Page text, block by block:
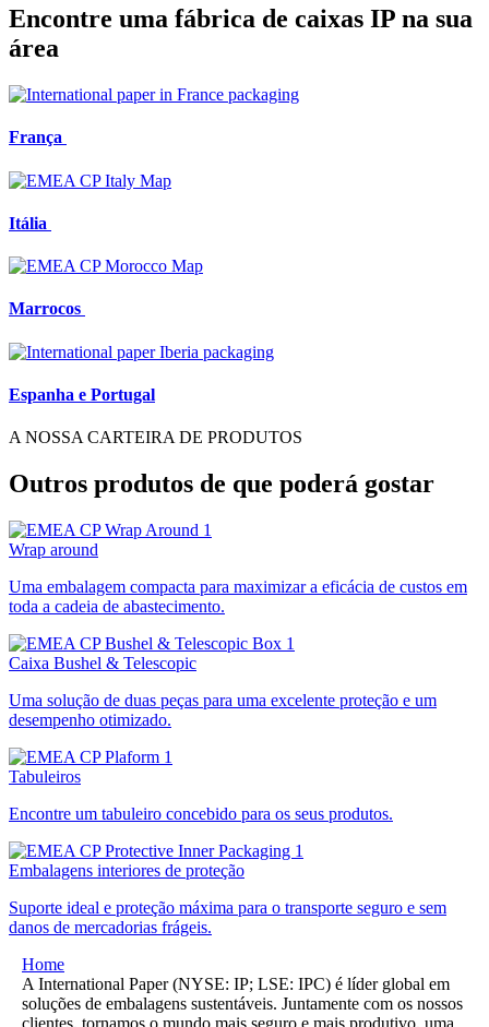
Encontre uma fábrica de caixas IP na sua
área
França
Itália
Marrocos
Espanha e Portugal
A NOSSA CARTEIRA DE PRODUTOS
Outros produtos de que poderá gostar
Wrap around
Uma embalagem compacta para maximizar a eficácia de custos em
toda a cadeia de abastecimento.
Caixa Bushel & Telescopic
Uma solução de duas peças para uma excelente proteção e um
desempenho otimizado.
Tabuleiros
Encontre um tabuleiro concebido para os seus produtos.
Embalagens interiores de proteção
Suporte ideal e proteção máxima para o transporte seguro e sem
danos de mercadorias frágeis.
Home
A International Paper (NYSE: IP; LSE: IPC) é líder global em
soluções de embalagens sustentáveis. Juntamente com os nossos
clientes, tornamos o mundo mais seguro e mais produtivo, uma